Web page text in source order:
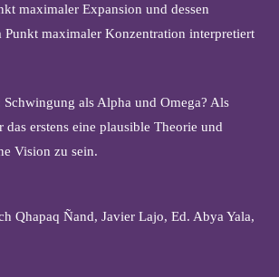
maximaler Expansion und dessen
Punkt maximaler Konzentration interpretiert
als Alpha und Omega? Als
erstens eine plausible Theorie und
Vision zu sein.
Qhapaq Ñand, Javier Lajo, Ed. Abya Yala,